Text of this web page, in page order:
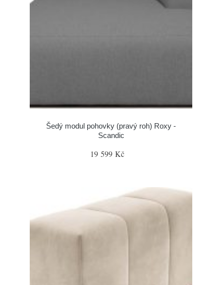
Šedý modul pohovky (pravý roh) Roxy -
Scandic
19 599 Kč